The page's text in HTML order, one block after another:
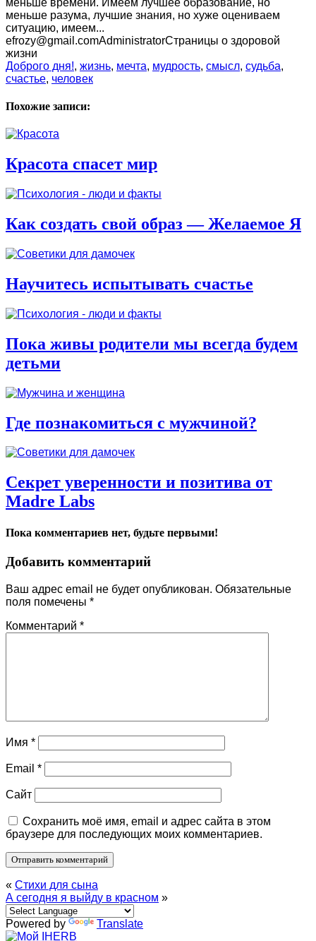
меньше разума, лучшие знания, но хуже оцениваем
ситуацию, имеем...
efrozy@gmail.comAdministratorСтраницы о здоровой
жизни
Доброго дня!, жизнь, мечта, мудрость, смысл, судьба,
счастье, человек
Похожие записи:
Красота спасет мир
Как создать свой образ — Желаемое Я
Научитесь испытывать счастье
Пока живы родители мы всегда будем
детьми
Где познакомиться с мужчиной?
Секрет уверенности и позитива от
Madre Labs
Пока комментариев нет, будьте первыми!
Добавить комментарий
Ваш адрес email не будет опубликован. Обязательные
поля помечены *
Комментарий *
Имя *
Email *
Сайт
Сохранить моё имя, email и адрес сайта в этом
браузере для последующих моих комментариев.
« Стихи для сына
А сегодня я выйду в красном »
Powered by Translate